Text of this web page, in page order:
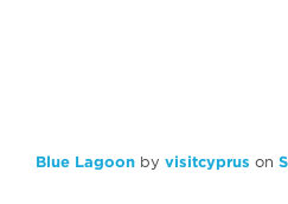
Blue Lagoon by visitcyprus on